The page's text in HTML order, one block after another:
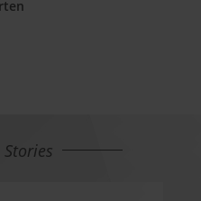
Stories